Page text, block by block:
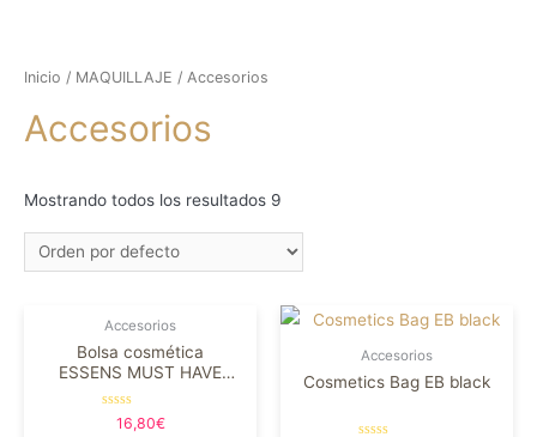
Inicio / MAQUILLAJE / Accesorios
Accesorios
Mostrando todos los resultados 9
Accesorios
Bolsa cosmética
ESSENS MUST HAVE
EDITION
Valorado
16,80€
Accesorios
Cosmetics Bag EB black